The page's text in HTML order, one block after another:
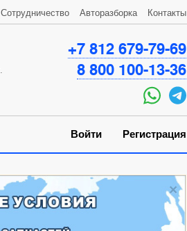
+7 812 679-79-69
8 800 100-13-36
Сотрудничество Авторазборка Контакты
Войти Регистрация
×